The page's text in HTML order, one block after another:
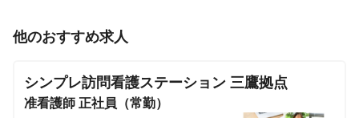
他のおすすめ求人
シンプレ訪問看護ステーション 三鷹拠点
准看護師正社員（常勤）